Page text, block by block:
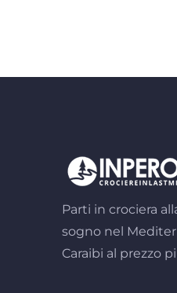
Parti in crociera
sogno nel
Caraibi al prezzo